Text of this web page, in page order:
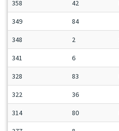
358 42
349 84
348 2
341 6
328 83
322 36
314 80